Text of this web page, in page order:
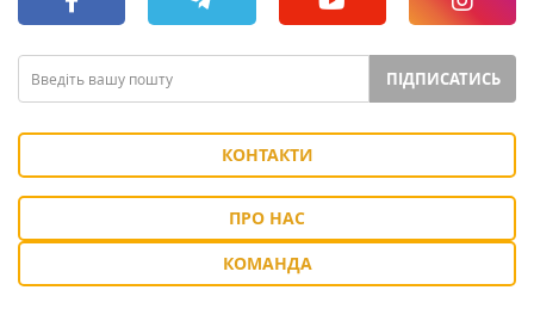
ПІДПИСАТИСЬ
КОНТАКТИ
ПРО НАС
КОМАНДА